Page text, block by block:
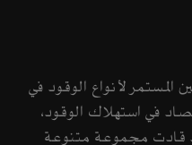
لأنواع الوقود في
في استهلاك الوقود،
إذ قادت مجموعة متنوعة